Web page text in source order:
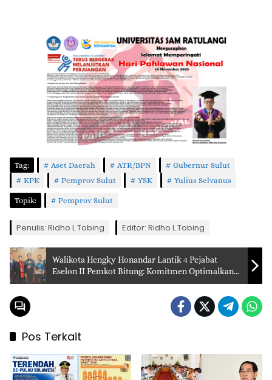
Tag: Aset Daerah ATR/BPN
Gubernur Sulut
KPK
Pemprov Sulut YSK Yulius Selvanus
Topik: Pemprov Sulut
Penulis: Ridho L Tobing Editor: Ridho L Tobing
Walikota Hengky Honandar Lantik 4 Pejabat
Eselon II Pemkot Bitung: Komitmen Optimalkan
Pelayanan Publik
Pos Terkait